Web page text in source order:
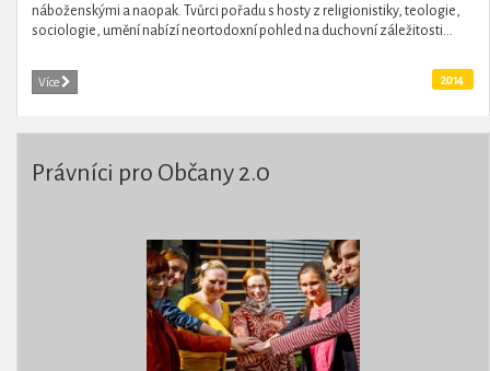
náboženskými a naopak. Tvůrci pořadu s hosty z religionistiky, teologie,
sociologie, umění nabízí neortodoxní pohled na duchovní záležitosti...
Více 2014
Právníci pro Občany 2.0